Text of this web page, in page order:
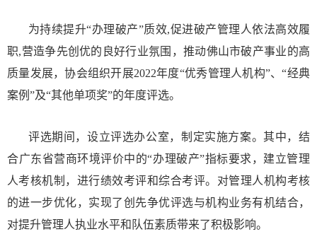
为持续提升“办理破产”质效,促进破产管理人依法高效履
职,营造争先创优的良好行业氛围，推动佛山市破产事业的高
质量发展，协会组织开展2022年度“优秀管理人机构”、“经典
案例”及“其他单项奖”的年度评选。
评选期间，设立评选办公室，制定实施方案。其中，结
合广东省营商环境评价中的“办理破产”指标要求，建立管理
人考核机制，进行绩效考评和综合考评。对管理人机构考核
的进一步优化，实现了创先争优评选与机构业务有机结合，
对提升管理人执业水平和队伍素质带来了积极影响。